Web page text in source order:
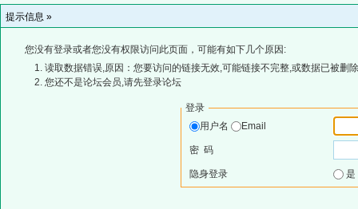
提示信息 »
您没有登录或者您没有权限访问此页面，可能有如下几个原因:
读取数据错误,原因：您要访问的链接无效,可能链接不完整,或数据已被删
您还不是论坛会员,请先登录论坛
登录
用户名
Email
密 码
隐身登录